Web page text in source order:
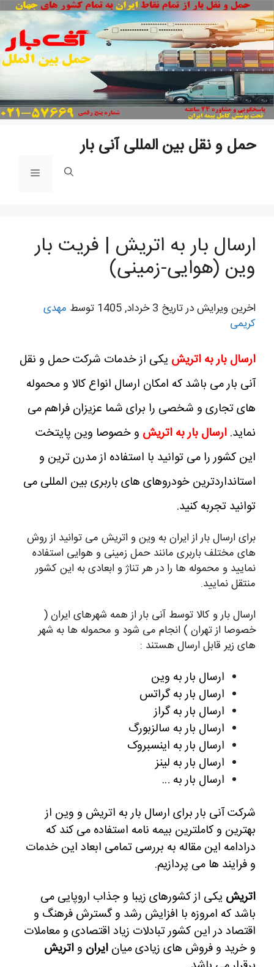
حمل و نقل بین المللی آنی بار
فهرست
ارسال بار به اتریش | فریت بار
وین (هوایی-زمینی)
اخرین ویرایش در تاریخ 3 خرداد, 1405 توسط
مهدی
کریمی
ارسال بار به اتریش یکی از خدمات شرکت حمل و نقل
آنی بار می باشد که امکان ارسال انواع کالا و محموله
های تجاری و شخصی را برای شما عزیزان فراهم می
نماید. ارسال بار به اتریش و خصوصا وین پایتخت
این کشور را می توانید با استفاده از مدرن ترین و
استانداردترین خودروهای های باربری بین المللی می
توانید تجربه کنید.
برای ارسال بار از ایران به وین و اتریش می توانید از روش
های مختلف باربری مانند حمل زمینی و هوایی استفاده
نمایید و محموله ها را در هر تناژ و ابعادی به این کشور
منتقل نمایید.
ارسال بار و کالا توسط آنی بار از همه شهرهای ایران (
خصوصا از تهران ) انجام می شود و محموله ها به شهر
های زیر قابل ارسال هستند :
ارسال بار به وین
ارسال بار به گراتس
ارسال بار به گراز
ارسال بار به سالزبورگ
ارسال بار به اینسبروک
ارسال بار به لینز
ارسال بار به …
شرکت آنی بار برای ارسال بار به اتریش و وین از
بهترین و کاملترین بیمه نامه استفاده می کند که
درادامه این مقاله به بررسی تمامی ابعاد این خدمات
و فرایند ها می پردازیم.
اتریش یکی از کشورهای زیبا و جذاب اروپایی می
باشد که امروزه با افزایش رشد و گسترش فرهنگ و
اقتصاد در این کشور تبادلات زیاد اقتصادی و معاملات
و خرید و فروش های زیادی میان ایران واتریش